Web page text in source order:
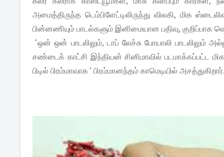
அமைத்திருந்த டெம்பிளேட்டிலிருந்து விலகி, மிக
பின்னணியும் பாடல்களும் இனிமையான பதிவு,
‘ஒன் ஒன் பாடலிலும், டாப் லேச்சு போயாலி பாடலிலும்
சண்டைக் காட்சி இந்தியன் சினிமாவில் படமாக்கப்பட்ட
பிடில் பிரம்மாவாக ‘ பிரம்மானந்தம் காமெடியில்